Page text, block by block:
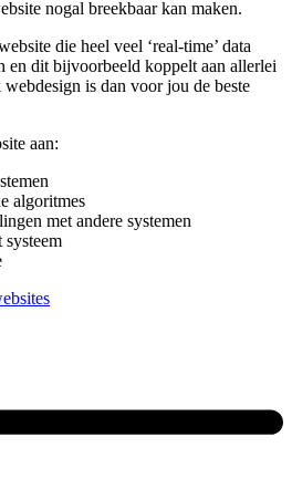
nogal breekbaar kan maken.
die heel veel ‘real-time’ data
en dit bijvoorbeeld koppelt aan allerlei
is dan voor jou de beste
aan:
algoritmes
met andere systemen
systeem